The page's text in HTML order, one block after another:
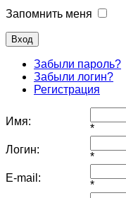
Запомнить меня
Забыли пароль?
Забыли логин?
Регистрация
Имя:
*
Логин:
*
E-mail:
*